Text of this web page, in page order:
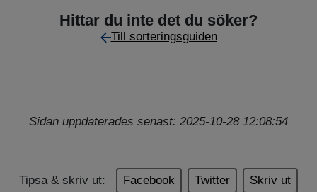
Hittar du inte det du söker?
Till sorteringsguiden
Sidan uppdaterades senast: 2025-10-28 12:08:54
Tipsa & skriv ut: Facebook Twitter Skriv ut